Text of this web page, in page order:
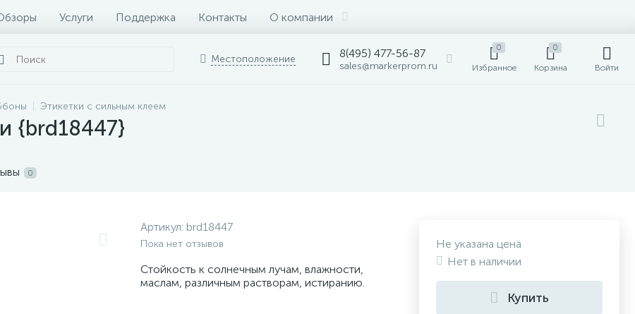
Услуги Поддержка Контакты О компании
Местоположение 8(495) 477-56-87
sales@markerprom.ru
0
Избранное
0
Корзина Войти
Этикетки с сильным клеем
{brd18447}
0
Артикул: brd18447
Пока нет отзывов
Стойкость к солнечным лучам, влажности,
маслам, различным растворам, истиранию.
Не указана цена
Нет в наличии
Купить